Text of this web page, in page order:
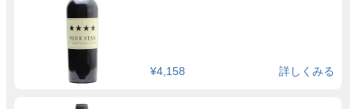
¥4,158 詳しくみる